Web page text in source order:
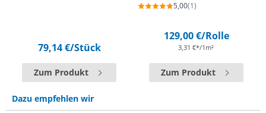
79,14 €/Stück
Zum Produkt
5,00(1)
129,00 €/Rolle
3,31 €*/1m²
Zum Produkt
Dazu empfehlen wir